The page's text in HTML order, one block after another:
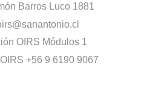
Barros Luco 1881
OIRS Módulos 1
+56 9 6190 9067